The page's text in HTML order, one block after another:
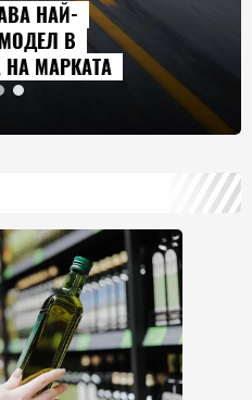
НАЙ-
В
НА МАРКАТА